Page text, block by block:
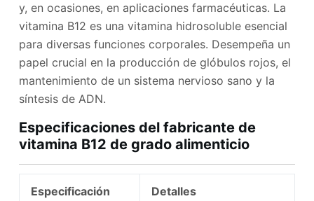
y, en ocasiones, en aplicaciones farmacéuticas. La
vitamina B12 es una vitamina hidrosoluble esencial
para diversas funciones corporales. Desempeña un
papel crucial en la producción de glóbulos rojos, el
mantenimiento de un sistema nervioso sano y la
síntesis de ADN.
Especificaciones del fabricante de
vitamina B12 de grado alimenticio
Especificación Detalles